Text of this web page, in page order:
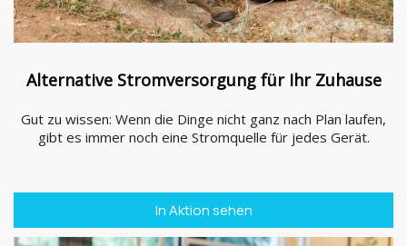
Alternative Stromversorgung für Ihr Zuhause
Gut zu wissen: Wenn die Dinge nicht ganz nach Plan laufen,
gibt es immer noch eine Stromquelle für jedes Gerät.
In Aktion sehen